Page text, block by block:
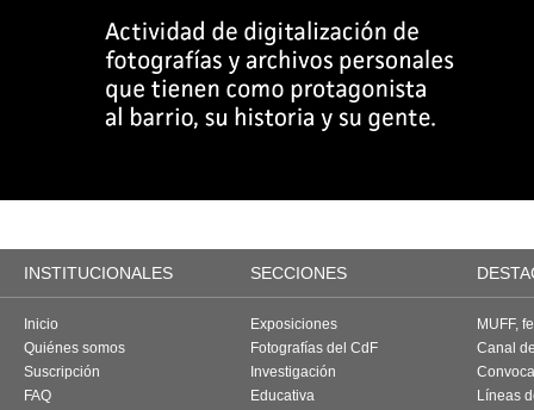
INSTITUCIONALES SECCIONES
Inicio
Quiénes somos
Suscripción
FAQ
Exposiciones
Fotografías del CdF
Investigación
Educativa
MUFF,
Canal
Líneas